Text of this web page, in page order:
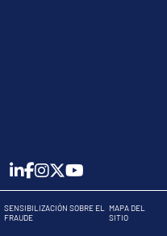
SENSIBILIZACIÓN SOBRE EL
FRAUDE
MAPA DEL
SITIO